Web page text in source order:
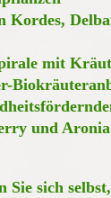
Kordes,
mit
und
Sie sich